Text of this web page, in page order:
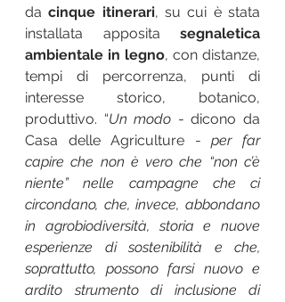
da cinque itinerari, su cui è stata
installata apposita segnaletica
ambientale in legno, con distanze,
tempi di percorrenza, punti di
interesse storico, botanico,
produttivo. “Un modo - dicono da
Casa delle Agriculture - per far
capire che non è vero che “non c’è
niente” nelle campagne che ci
circondano, che, invece, abbondano
in agrobiodiversità, storia e nuove
esperienze di sostenibilità e che,
soprattutto, possono farsi nuovo e
ardito strumento di inclusione di